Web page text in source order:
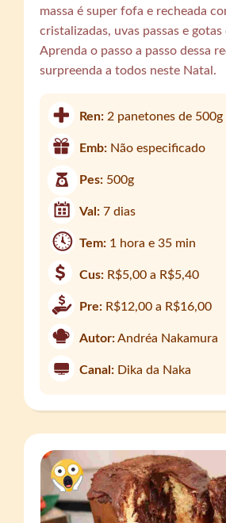
massa é super fofa e recheada
cristalizadas, uvas passas e
Aprenda o passo a passo dessa
surpreenda a todos neste Natal.
Ren: 2 panetones de 500g
Emb: Não especificado
Pes: 500g
Val:7 dias
Tem: 1 hora e 35 min
Cus: R$5,00 a R$5,40
Pre: R$12,00 a R$16,00
Autor:Andréa Nakamura
Canal: Dika da Naka